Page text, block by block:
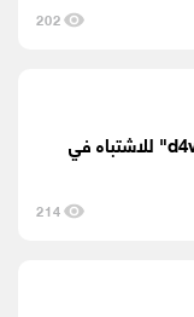
202
أمريكا.. اعتقال المغني "d4vd" للاشتباه في
214